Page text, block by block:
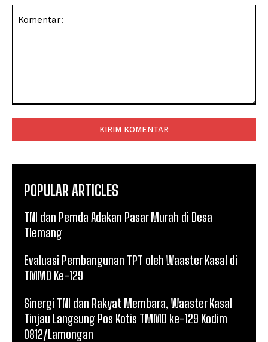
POPULAR ARTICLES
TNI dan Pemda Adakan Pasar Murah di Desa
Tlemang
Evaluasi Pembangunan TPT oleh Waaster Kasal di
TMMD Ke-129
Sinergi TNI dan Rakyat Membara, Waaster Kasal
Tinjau Langsung Pos Kotis TMMD ke-129 Kodim
0812/Lamongan